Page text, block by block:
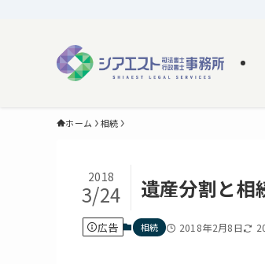
ホーム 相続
遺産分割と相
2018
3/24
広告 相続 2018年2月8日